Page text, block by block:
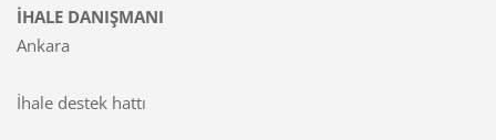
İHALE DANIŞMANI
Ankara
İhale destek hattı